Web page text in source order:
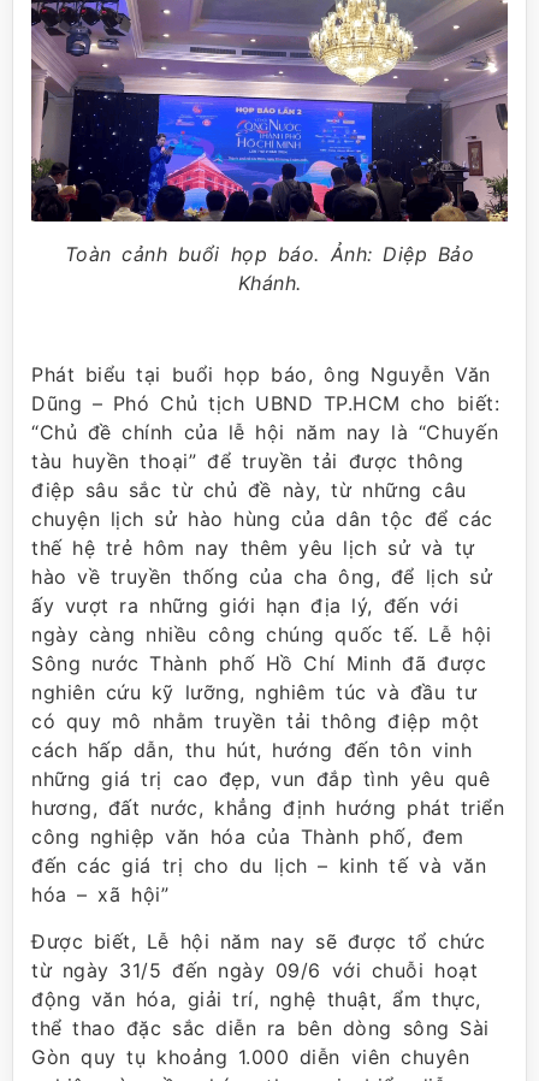
Toàn cảnh buổi họp báo. Ảnh: Diệp Bảo
Khánh.
Phát biểu tại buổi họp báo, ông Nguyễn Văn
Dũng – Phó Chủ tịch UBND TP.HCM cho biết:
“Chủ đề chính của lễ hội năm nay là “Chuyến
tàu huyền thoại” để truyền tải được thông
điệp sâu sắc từ chủ đề này, từ những câu
chuyện lịch sử hào hùng của dân tộc để các
thế hệ trẻ hôm nay thêm yêu lịch sử và tự
hào về truyền thống của cha ông, để lịch sử
ấy vượt ra những giới hạn địa lý, đến với
ngày càng nhiều công chúng quốc tế. Lễ hội
Sông nước Thành phố Hồ Chí Minh đã được
nghiên cứu kỹ lưỡng, nghiêm túc và đầu tư
có quy mô nhằm truyền tải thông điệp một
cách hấp dẫn, thu hút, hướng đến tôn vinh
những giá trị cao đẹp, vun đắp tình yêu quê
hương, đất nước, khẳng định hướng phát triển
công nghiệp văn hóa của Thành phố, đem
đến các giá trị cho du lịch – kinh tế và văn
hóa – xã hội”
Được biết, Lễ hội năm nay sẽ được tổ chức
từ ngày 31/5 đến ngày 09/6 với chuỗi hoạt
động văn hóa, giải trí, nghệ thuật, ẩm thực,
thể thao đặc sắc diễn ra bên dòng sông Sài
Gòn quy tụ khoảng 1.000 diễn viên chuyên